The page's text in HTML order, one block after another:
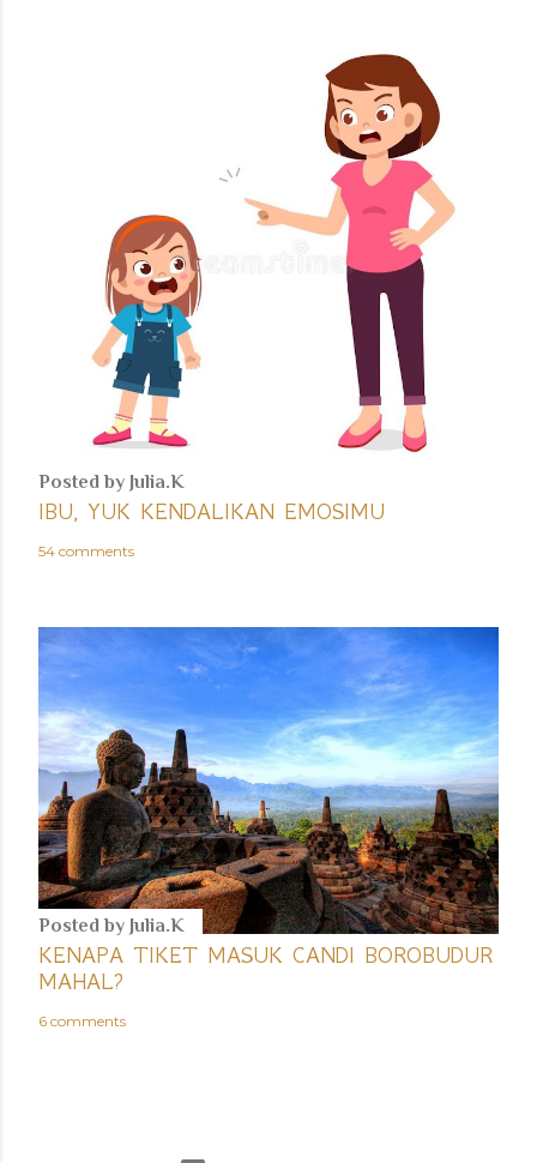
Posted by Julia.K
IBU, YUK KENDALIKAN EMOSIMU
54 comments
Posted by Julia.K
KENAPA TIKET MASUK CANDI BOROBUDUR
MAHAL?
6 comments